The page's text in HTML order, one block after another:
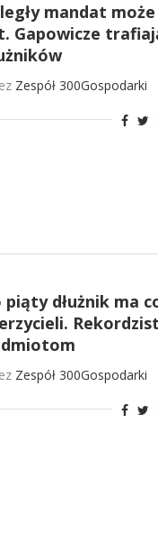
mandat
Gapowicze
Zespół 300Gospodarki
piąty dłużnik ma
Zespół 300Gospodarki